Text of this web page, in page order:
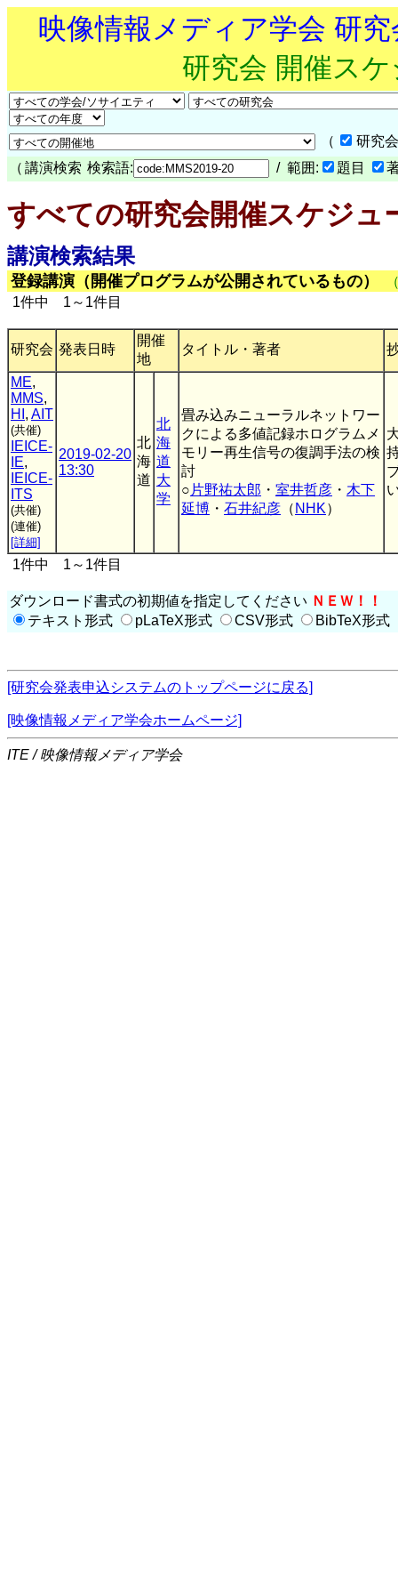
映像情報メディア学会 研
研究会 開催ス
（
研究
（ 講演検索 検索語: / 範囲: 題目
すべての研究会開催スケジュ
講演検索結果
登録講演（開催プログラムが公開されているもの）
1件中 1～1件目
研究会 発表日時
開催
地
タイトル・著者
ME,
MMS,
HI , AIT
(共催)
IEICE-
IE,
IEICE-
ITS
(共催)
(連催)
[詳細]
2019-02-20
13:30
北
海
道
北
海
道
大
学
畳み込みニューラルネットワー
クによる多値記録ホログラムメ
モリー再生信号の復調手法の検
討
○ 片野祐太郎 ・ 室井哲彦 ・ 木下
延博 ・ 石井紀彦 （ NHK）
1件中 1～1件目
ダウンロード書式の初期値を指定してください ＮＥＷ！！
テキスト形式
pLaTeX形式 CSV形式 BibTeX形式
[研究会発表申込システムのトップページに戻る]
[映像情報メディア学会ホームページ]
ITE / 映像情報メディア学会